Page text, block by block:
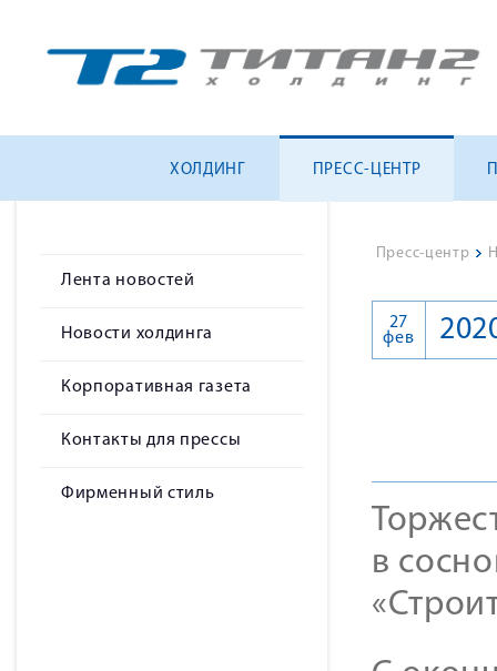
ХОЛДИНГ ПРЕСС-ЦЕНТР
Лента новостей
Новости холдинга
Корпоративная газета
Контакты для прессы
Фирменный стиль
Пресс-центр >
27
фев
в